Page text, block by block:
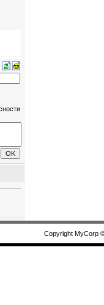
Copyright MyCorp